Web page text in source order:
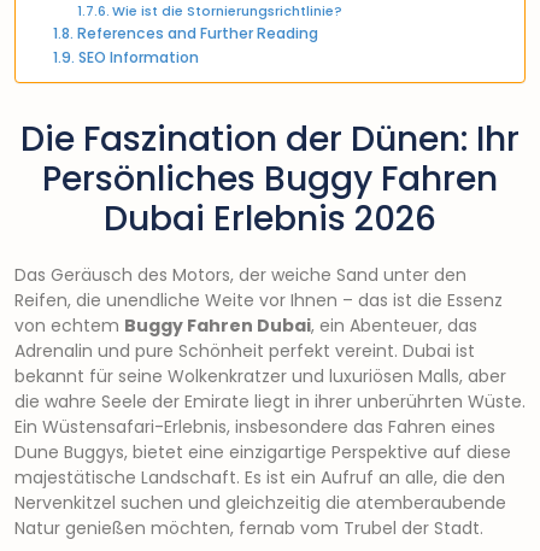
Wie ist die Stornierungsrichtlinie?
References and Further Reading
SEO Information
Die Faszination der Dünen: Ihr
Persönliches Buggy Fahren
Dubai Erlebnis 2026
Das Geräusch des Motors, der weiche Sand unter den
Reifen, die unendliche Weite vor Ihnen – das ist die Essenz
von echtem Buggy Fahren Dubai, ein Abenteuer, das
Adrenalin und pure Schönheit perfekt vereint. Dubai ist
bekannt für seine Wolkenkratzer und luxuriösen Malls, aber
die wahre Seele der Emirate liegt in ihrer unberührten Wüste.
Ein Wüstensafari-Erlebnis, insbesondere das Fahren eines
Dune Buggys, bietet eine einzigartige Perspektive auf diese
majestätische Landschaft. Es ist ein Aufruf an alle, die den
Nervenkitzel suchen und gleichzeitig die atemberaubende
Natur genießen möchten, fernab vom Trubel der Stadt.